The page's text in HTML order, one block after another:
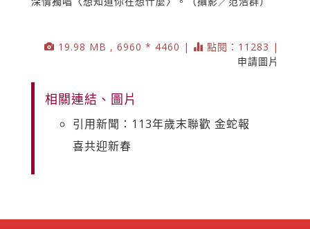
19.98 MB , 6960 * 4460 |
點閱：11283 |
申請圖片
相關連結、圖片
引用新聞：113年歲末聯歡 金蛇報
喜共迎新春